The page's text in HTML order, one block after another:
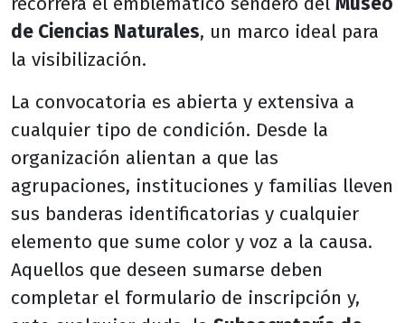
de Ciencias Naturales, un marco ideal para
la visibilización.
La convocatoria es abierta y extensiva a
cualquier tipo de condición. Desde la
organización alientan a que las
agrupaciones, instituciones y familias lleven
sus banderas identificatorias y cualquier
elemento que sume color y voz a la causa.
Aquellos que deseen sumarse deben
completar el formulario de inscripción y,